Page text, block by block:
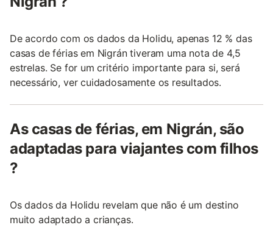
De acordo com os dados da Holidu, apenas 12 % das
casas de férias em Nigrán tiveram uma nota de 4,5
estrelas. Se for um critério importante para si, será
necessário, ver cuidadosamente os resultados.
As casas de férias, em Nigrán, são
adaptadas para viajantes com filhos
?
Os dados da Holidu revelam que não é um destino
muito adaptado a crianças.